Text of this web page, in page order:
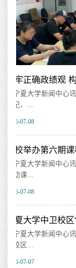
务，
2026-07-07
赓续红色血
【宁夏大学新
产党成...
2026-07-07
【宁夏大学新
2026-07-06
【宁夏大学新
2026-07-06